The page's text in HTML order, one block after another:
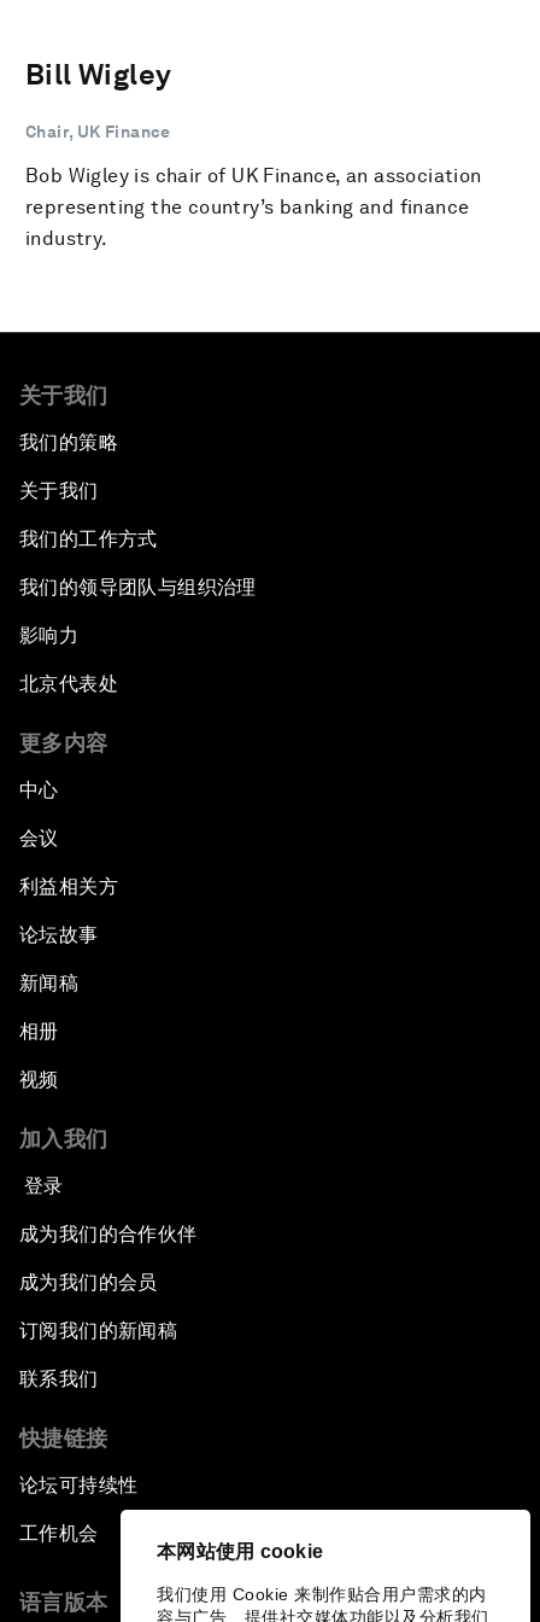
本网站使用 cookie
我们使用 Cookie 来制作贴合用户需求的内
容与广告、提供社交媒体功能以及分析我们
Bill Wigley
Chair, UK Finance
Bob Wigley is chair of UK Finance, an association
representing the country’s banking and finance
industry.
关于我们
我们的策略
关于我们
我们的工作方式
我们的领导团队与组织治理
影响力
北京代表处
更多内容
中心
会议
利益相关方
论坛故事
新闻稿
相册
视频
加入我们
登录
成为我们的合作伙伴
成为我们的会员
订阅我们的新闻稿
联系我们
快捷链接
论坛可持续性
工作机会
语言版本